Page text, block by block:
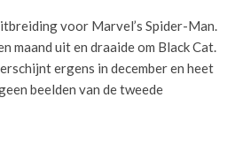
voor Marvel’s Spider-Man.
maand uit en draaide om Black Cat.
ergens in december en heet
beelden van de tweede